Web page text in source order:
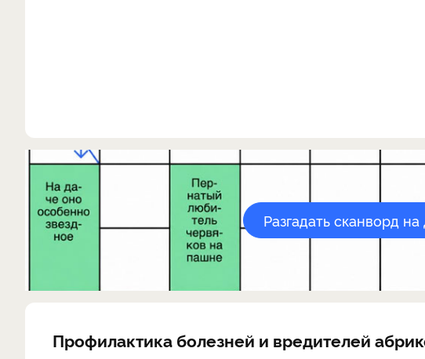
Разгадать сканворд
Профилактика болезней и вредителей